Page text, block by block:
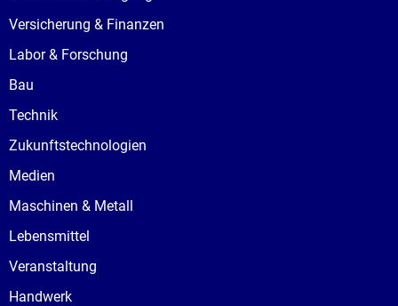
Versicherung & Finanzen
Labor & Forschung
Bau
Technik
Zukunftstechnologien
Medien
Maschinen & Metall
Lebensmittel
Veranstaltung
Handwerk